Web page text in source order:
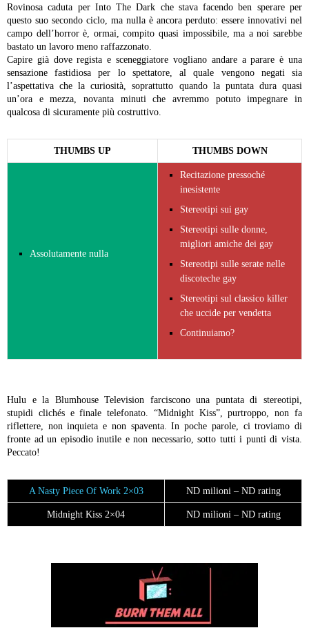
Rovinosa caduta per Into The Dark che stava facendo ben sperare per
questo suo secondo ciclo, ma nulla è ancora perduto: essere innovativi nel
campo dell’horror è, ormai, compito quasi impossibile, ma a noi sarebbe
bastato un lavoro meno raffazzonato.
Capire già dove regista e sceneggiatore vogliano andare a parare è una
sensazione fastidiosa per lo spettatore, al quale vengono negati sia
l’aspettativa che la curiosità, soprattutto quando la puntata dura quasi
un’ora e mezza, novanta minuti che avremmo potuto impegnare in
qualcosa di sicuramente più costruttivo.
THUMBS UP THUMBS DOWN
Assolutamente nulla
Recitazione pressoché
inesistente
Stereotipi sui gay
Stereotipi sulle donne,
migliori amiche dei gay
Stereotipi sulle serate nelle
discoteche gay
Stereotipi sul classico killer
che uccide per vendetta
Continuiamo?
Hulu e la Blumhouse Television farciscono una puntata di stereotipi,
stupidi clichés e finale telefonato. “Midnight Kiss”, purtroppo, non fa
riflettere, non inquieta e non spaventa. In poche parole, ci troviamo di
fronte ad un episodio inutile e non necessario, sotto tutti i punti di vista.
Peccato!
A Nasty Piece Of Work 2×03 ND milioni – ND rating
Midnight Kiss 2×04 ND milioni – ND rating